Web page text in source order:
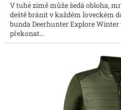
V tuhé zimě může šedá obloha,
deště bránit v každém loveckém
bunda Deerhunter Explore
překonat...